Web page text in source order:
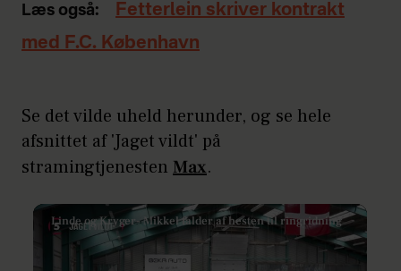
Læs også:
Fetterlein skriver kontrakt
med F.C. København
Se det vilde uheld herunder, og se hele
afsnittet af 'Jaget vildt' på
stramingtjenesten Max.
Linde og Kryger- Mikkel falder af hesten til ringridning